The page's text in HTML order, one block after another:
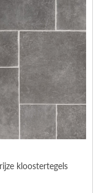
kloostertegels